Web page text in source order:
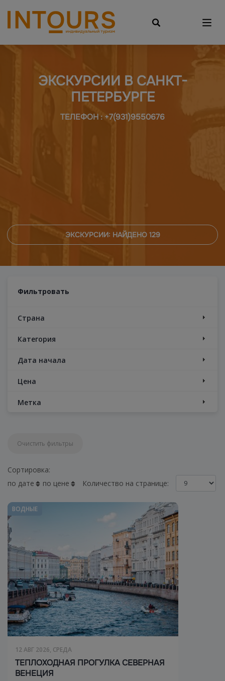
ЭКСКУРСИИ: НАЙДЕНО 129
ЭКСКУРСИИ В САНКТ-
ПЕТЕРБУРГЕ
ТЕЛЕФОН : +7(931)9550676
Фильтровать
Страна
Категория
Дата начала
Цена
Метка
Очистить фильтры
Сортировка:
по дате
по цене Количество на странице:
ВОДНЫЕ
12 АВГ 2026, СРЕДА
ТЕПЛОХОДНАЯ ПРОГУЛКА СЕВЕРНАЯ
ВЕНЕЦИЯ